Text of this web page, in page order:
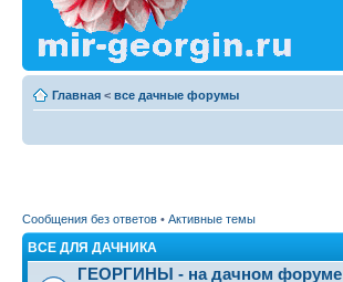
Главная < все дачные форумы
Сообщения без ответов • Активные темы
ВСЕ ДЛЯ ДАЧНИКА
ГЕОРГИНЫ - на дачном форуме